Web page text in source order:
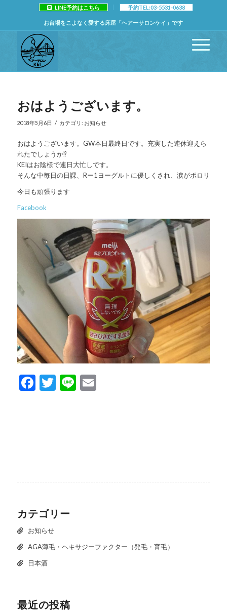
LINE予約はこちら 予約TEL:03-5531-0638
お台場をこよなく愛する床屋「ヘアーサロンケイ」です
おはようございます。
2018年5月6日 / カテゴリ: お知らせ
おはようございます。GW本日最終日です。充実した連休迎えら
れたでしょうか⁉️
KEIはお陰様で連日大忙しです。
そんな中毎日の日課、Rー1ヨーグルトに優しくされ、涙がポロリ
今日も頑張ります
Facebook
Facebook
Twitter
LineEmail
カテゴリー
お知らせ
AGA薄毛・ヘキサジーファクター（発毛・育毛）
日本酒
最近の投稿